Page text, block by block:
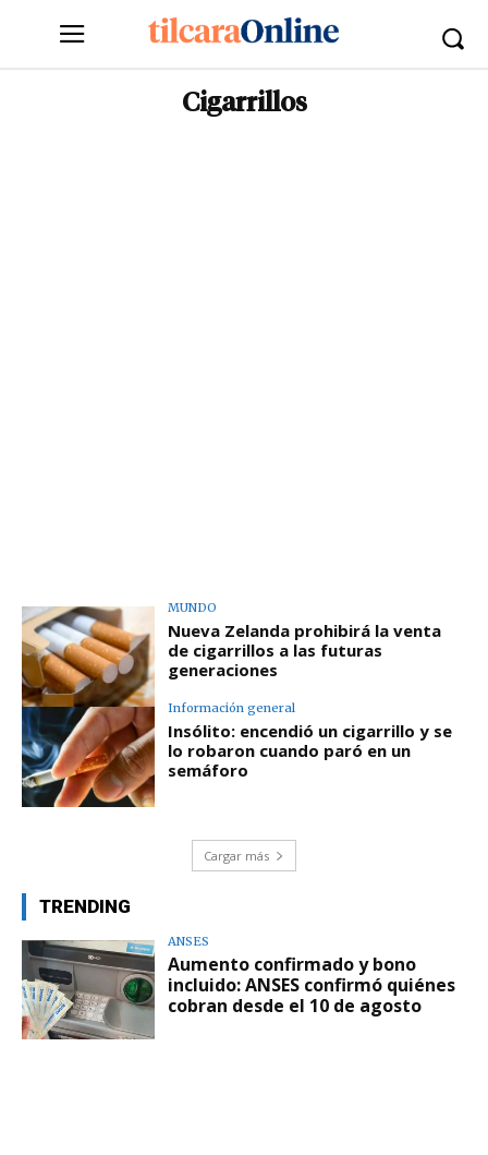
Cigarrillos
MUNDO
Nueva Zelanda prohibirá la venta
de cigarrillos a las futuras
generaciones
Información general
Insólito: encendió un cigarrillo y se
lo robaron cuando paró en un
semáforo
Cargar más
TRENDING
ANSES
Aumento confirmado y bono
incluido: ANSES confirmó quiénes
cobran desde el 10 de agosto